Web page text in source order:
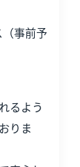
事前予
るよう
りま